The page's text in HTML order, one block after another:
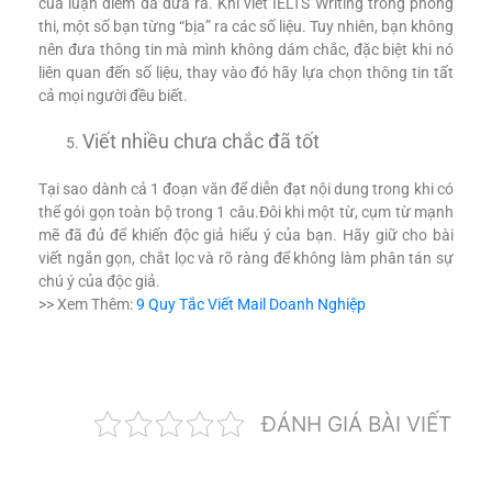
của luận điểm đã đưa ra. Khi viết IELTS Writing trong phòng
thi, một số bạn từng “bịa” ra các số liệu. Tuy nhiên, bạn không
nên đưa thông tin mà mình không dám chắc, đặc biệt khi nó
liên quan đến số liệu, thay vào đó hãy lựa chọn thông tin tất
cả mọi người đều biết.
Viết nhiều chưa chắc đã tốt
Tại sao dành cả 1 đoạn văn để diễn đạt nội dung trong khi có
thể gói gọn toàn bộ trong 1 câu.Đôi khi một từ, cụm từ mạnh
mẽ đã đủ để khiến độc giả hiểu ý của bạn. Hãy giữ cho bài
viết ngắn gọn, chắt lọc và rõ ràng để không làm phân tán sự
chú ý của độc giả.
>> Xem Thêm:9 Quy Tắc Viết Mail Doanh Nghiệp
ĐÁNH GIÁ BÀI VIẾT